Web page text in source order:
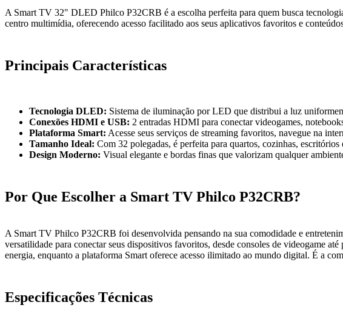
A Smart TV 32" DLED Philco P32CRB é a escolha perfeita para quem busca
centro multimídia, oferecendo acesso facilitado aos seus aplicativos favoritos e
Principais Características
Tecnologia DLED: Sistema de iluminação por LED que distribui a luz
Conexões HDMI e USB: 2 entradas HDMI para conectar videogames,
Plataforma Smart: Acesse seus serviços de streaming favoritos, navegue na
Tamanho Ideal: Com 32 polegadas, é perfeita para quartos, cozinhas, escritórios
Design Moderno: Visual elegante e bordas finas que valorizam qualquer
Por Que Escolher a Smart TV Philco P32CRB?
A Smart TV Philco P32CRB foi desenvolvida pensando na sua comodidade e
versatilidade para conectar seus dispositivos favoritos, desde consoles de videogame
energia, enquanto a plataforma Smart oferece acesso ilimitado ao mundo digital. É a
Especificações Técnicas